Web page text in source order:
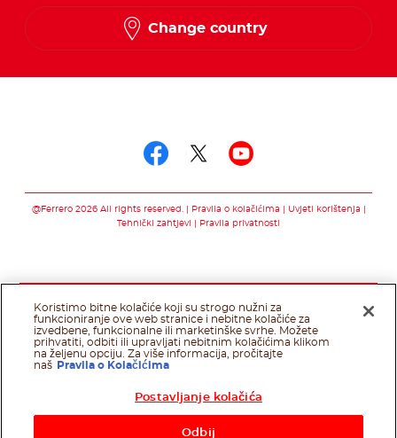
Change country
@Ferrero 2026 All rights reserved. Pravila o kolačićima
Uvjeti korištenja
Tehnički zahtjevi
Pravila privatnosti
Koristimo bitne kolačiće koji su strogo nužni za
funkcioniranje ove web stranice i nebitne kolačiće za
izvedbene, funkcionalne ili marketinške svrhe. Možete
prihvatiti, odbiti ili upravljati nebitnim kolačićima klikom
na željenu opciju. Za više informacija, pročitajte
naš
Pravila o Kolačićima
Postavljanje kolačića
Odbij